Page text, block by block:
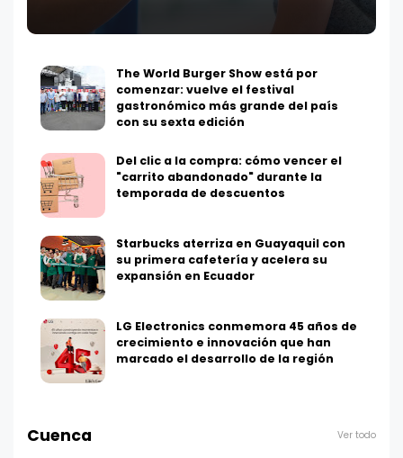
The World Burger Show está por
comenzar: vuelve el festival
gastronómico más grande del país
con su sexta edición
Del clic a la compra: cómo vencer el
"carrito abandonado" durante la
temporada de descuentos
Starbucks aterriza en Guayaquil con
su primera cafetería y acelera su
expansión en Ecuador
LG Electronics conmemora 45 años de
crecimiento e innovación que han
marcado el desarrollo de la región
Cuenca Ver todo